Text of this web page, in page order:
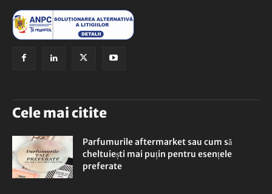
Cele mai citite
Parfumurile aftermarket sau cum să
cheltuiești mai puțin pentru esențele
preferate